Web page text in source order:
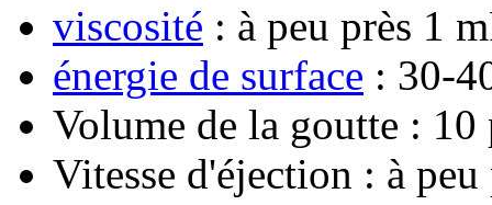
viscosité : à peu près 1
énergie de surface : 30-
Volume de la goutte : 10
Vitesse d'éjection : à peu